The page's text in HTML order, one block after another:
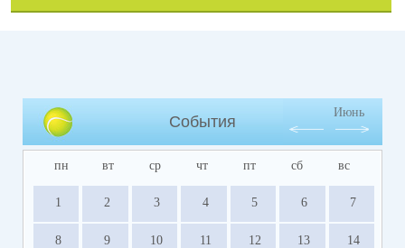
События
Июнь
пн вт ср чт пт сб вс
1 2 3 4 5 6 7
8 9 10 11 12 13 14